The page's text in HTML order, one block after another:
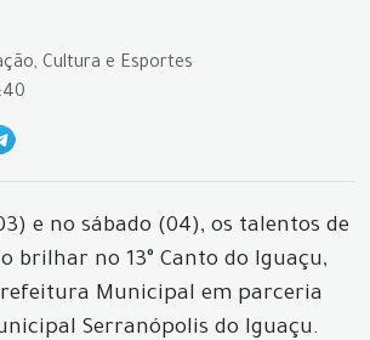
Cultura e Esportes
e no sábado (04), os talentos de
brilhar no 13° Canto do Iguaçu,
Municipal em parceria
Serranópolis do Iguaçu.